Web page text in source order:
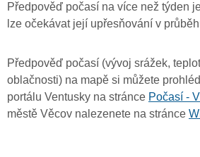
Předpověď počasí na více než týden
lze očekávat její upřesňování v
Předpověď počasí (vývoj srážek,
oblačnosti) na mapě si můžete
portálu Ventusky na stránce Počasí -
městě Věcov nalezenete na stránce